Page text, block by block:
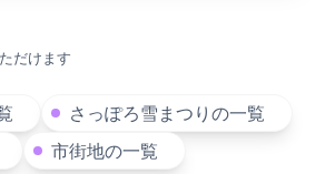
だけます
さっぽろ雪まつりの一覧
市街地の一覧